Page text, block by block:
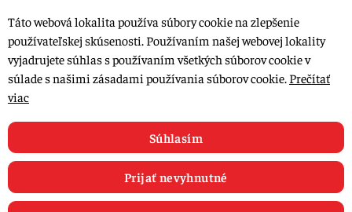
Kontakt
© 2015-2026, LIANA GOLIAŠ s.r.o. všetky práva vyhradené.
Upraviť nastavenia Cookies
Táto webová lokalita používa súbory cookie na zlepšenie
používateľskej skúsenosti. Používaním našej webovej lokality
vyjadrujete súhlas s používaním všetkých súborov cookie v
súlade s našimi zásadami používania súborov cookie. Prečítať
viac
Súhlasím
Prijať nevyhnutné